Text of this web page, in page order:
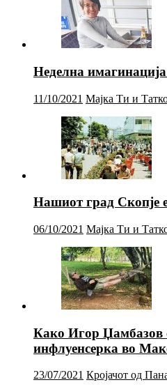
Неделна
11/10/2021 Мајка Ти и
Нашиот град Скопје
06/10/2021 Мајка Ти и
Како Игор Џамбазов
инфлуенсерка во
23/07/2021 Кројачот од